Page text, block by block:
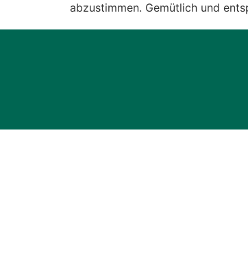
abzustimmen. Gemütlich und